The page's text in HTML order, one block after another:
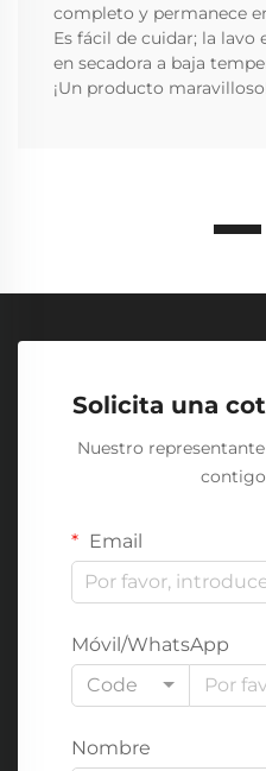
completo y permanece
Es fácil de cuidar; la
en secadora a baja
¡Un producto
Solicita una
Nuestro
Email
Móvil/WhatsApp
Code
Nombre